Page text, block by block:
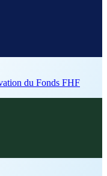
du Fonds FHF